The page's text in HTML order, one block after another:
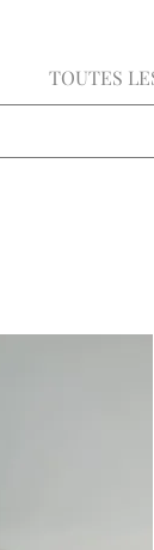
TOUTES